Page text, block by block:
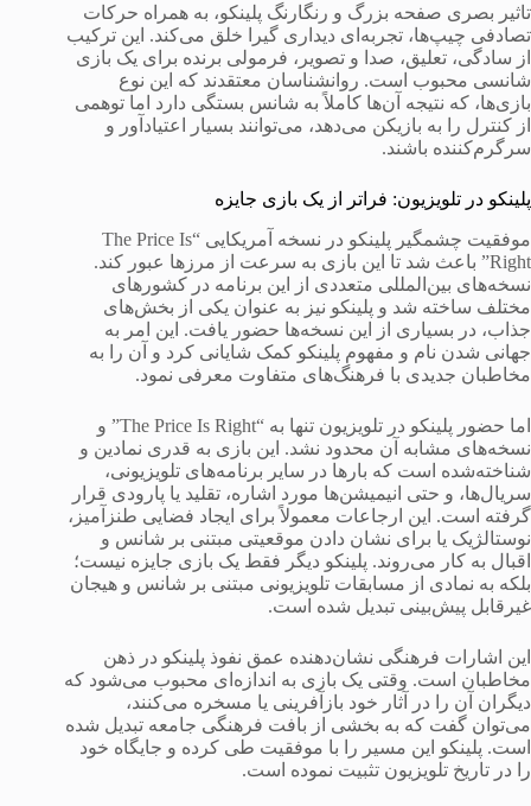
تاثیر بصری صفحه بزرگ و رنگارنگ پلینکو، به همراه حرکات
تصادفی چیپ‌ها، تجربه‌ای دیداری گیرا خلق می‌کند. این ترکیب
از سادگی، تعلیق، صدا و تصویر، فرمولی برنده برای یک بازی
شانسی محبوب است. روانشناسان معتقدند که این نوع
بازی‌ها، که نتیجه آن‌ها کاملاً به شانس بستگی دارد اما توهمی
از کنترل را به بازیکن می‌دهد، می‌توانند بسیار اعتیادآور و
سرگرم‌کننده باشند.
پلینکو در تلویزیون: فراتر از یک بازی جایزه
موفقیت چشمگیر پلینکو در نسخه آمریکایی “The Price Is
Right” باعث شد تا این بازی به سرعت از مرزها عبور کند.
نسخه‌های بین‌المللی متعددی از این برنامه در کشورهای
مختلف ساخته شد و پلینکو نیز به عنوان یکی از بخش‌های
جذاب، در بسیاری از این نسخه‌ها حضور یافت. این امر به
جهانی شدن نام و مفهوم پلینکو کمک شایانی کرد و آن را به
مخاطبان جدیدی با فرهنگ‌های متفاوت معرفی نمود.
اما حضور پلینکو در تلویزیون تنها به “The Price Is Right” و
نسخه‌های مشابه آن محدود نشد. این بازی به قدری نمادین و
شناخته‌شده است که بارها در سایر برنامه‌های تلویزیونی،
سریال‌ها، و حتی انیمیشن‌ها مورد اشاره، تقلید یا پارودی قرار
گرفته است. این ارجاعات معمولاً برای ایجاد فضایی طنزآمیز،
نوستالژیک یا برای نشان دادن موقعیتی مبتنی بر شانس و
اقبال به کار می‌روند. پلینکو دیگر فقط یک بازی جایزه نیست؛
بلکه به نمادی از مسابقات تلویزیونی مبتنی بر شانس و هیجان
غیرقابل پیش‌بینی تبدیل شده است.
این اشارات فرهنگی نشان‌دهنده عمق نفوذ پلینکو در ذهن
مخاطبان است. وقتی یک بازی به اندازه‌ای محبوب می‌شود که
دیگران آن را در آثار خود بازآفرینی یا مسخره می‌کنند،
می‌توان گفت که به بخشی از بافت فرهنگی جامعه تبدیل شده
است. پلینکو این مسیر را با موفقیت طی کرده و جایگاه خود
را در تاریخ تلویزیون تثبیت نموده است.